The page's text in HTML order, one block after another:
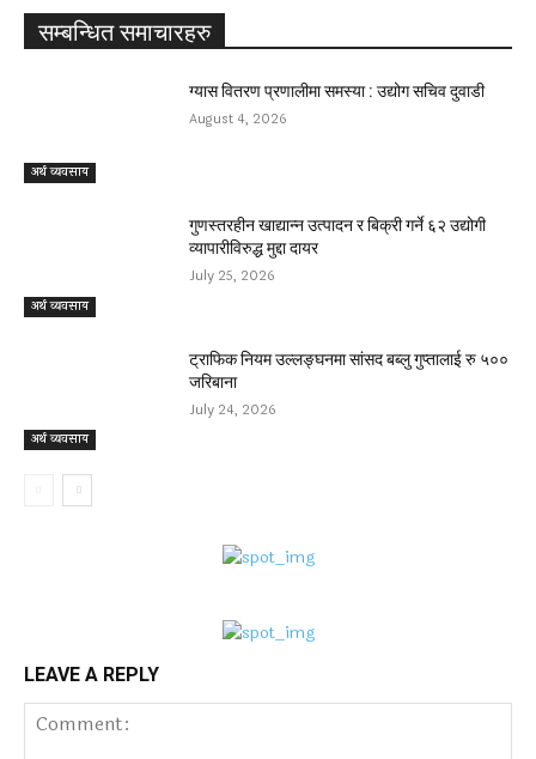
सम्बन्धित समाचारहरु
अर्थ व्यवसाय
ग्यास वितरण प्रणालीमा समस्या : उद्योग सचिव दुवाडी
August 4, 2026
अर्थ व्यवसाय
गुणस्तरहीन खाद्यान्न उत्पादन र बिक्री गर्ने ६२ उद्योगी
व्यापारीविरुद्ध मुद्दा दायर
July 25, 2026
अर्थ व्यवसाय
ट्राफिक नियम उल्लङ्घनमा सांसद बब्लु गुप्तालाई रु ५००
जरिबाना
July 24, 2026
LEAVE A REPLY